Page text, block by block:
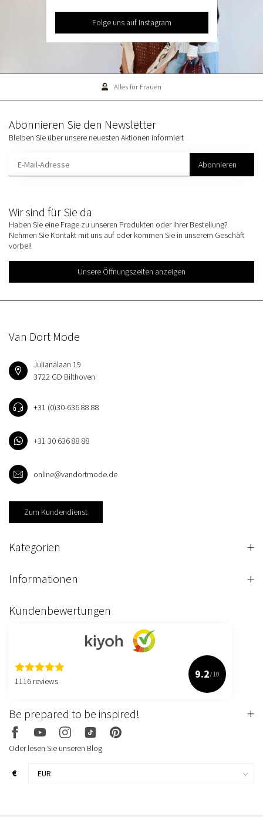
Folge uns auf Instagram
Alles für Frauen
Wir sind für Sie da
Haben Sie eine Frage zu unseren Produkten oder Ihrer Bestellung?
Nehmen Sie Kontakt mit uns auf oder kommen Sie in unserem Geschäft
vorbei!
Unsere Öffnungszeiten anzeigen
Abonnieren Sie den Newsletter
Bleiben Sie über unsere neuesten Aktionen informiert
Abonnieren
Van Dort Mode
Julianalaan 19
3722 GD Bilthoven
+31 (0)30-636 88 88
+31 30 636 88 88
online@vandortmode.de
Zum Kundendienst
Kategorien
Informationen
Kundenbewertungen
1116 reviews
9.2/10
Be prepared to be inspired!
Oder lesen Sie unseren Blog
€